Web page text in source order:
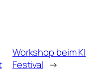
Workshop beim KI
Festival →